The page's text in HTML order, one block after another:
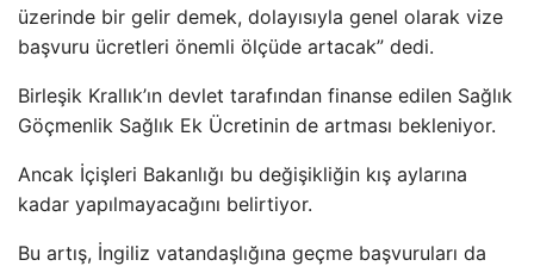
üzerinde bir gelir demek, dolayısıyla genel olarak vize
başvuru ücretleri önemli ölçüde artacak” dedi.
Birleşik Krallık’ın devlet tarafından finanse edilen Sağlık
Göçmenlik Sağlık Ek Ücretinin de artması bekleniyor.
Ancak İçişleri Bakanlığı bu değişikliğin kış aylarına
kadar yapılmayacağını belirtiyor.
Bu artış, İngiliz vatandaşlığına geçme başvuruları da